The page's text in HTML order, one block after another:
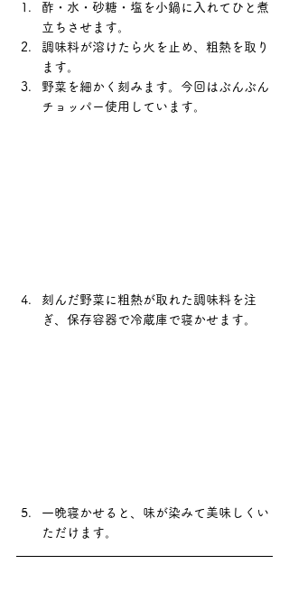
酢・水・砂糖・塩を小鍋に入れてひと煮
立ちさせます。
調味料が溶けたら火を止め、粗熱を取り
ます。
野菜を細かく刻みます。今回はぶんぶん
チョッパー使用しています。
刻んだ野菜に粗熱が取れた調味料を注
ぎ、保存容器で冷蔵庫で寝かせます。
一晩寝かせると、味が染みて美味しくい
ただけます。